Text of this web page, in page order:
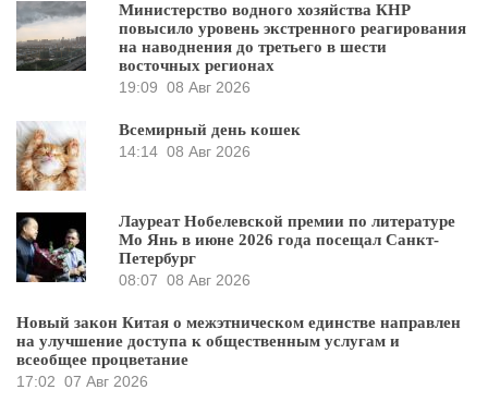
Министерство водного хозяйства КНР
повысило уровень экстренного реагирования
на наводнения до третьего в шести
восточных регионах
19:09 08 Авг 2026
Всемирный день кошек
14:14 08 Авг 2026
Лауреат Нобелевской премии по литературе
Мо Янь в июне 2026 года посещал Санкт-
Петербург
08:07 08 Авг 2026
Новый закон Китая о межэтническом единстве направлен
на улучшение доступа к общественным услугам и
всеобщее процветание
17:02 07 Авг 2026